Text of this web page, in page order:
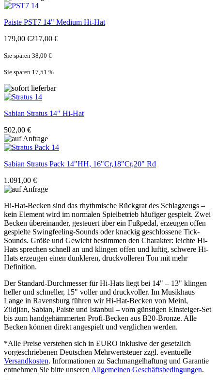
Paiste PST7 14" Medium Hi-Hat
179,00 €217,00 €
Sie sparen 38,00 €
Sie sparen 17,51 %
Sabian Stratus 14" Hi-Hat
502,00 €
Sabian Stratus Pack 14"HH, 16"Cr,18"Cr,20" Rd
1.091,00 €
Hi-Hat-Becken sind das rhythmische Rückgrat des Schlagzeugs –
kein Element wird im normalen Spielbetrieb häufiger gespielt. Zwei
Becken übereinander, gesteuert über ein Fußpedal, erzeugen offen
gespielte Swingfeeling-Sounds oder knackig geschlossene Tick-
Sounds. Größe und Gewicht bestimmen den Charakter: leichte Hi-
Hats sprechen schnell an und klingen offen und luftig, schwere Hi-
Hats erzeugen einen dunkleren, druckvolleren Ton mit mehr
Definition.
Der Standard-Durchmesser für Hi-Hats liegt bei 14" – 13" klingen
heller und schneller, 15" voller und druckvoller. Im Musikhaus
Lange in Ravensburg führen wir Hi-Hat-Becken von Meinl,
Zildjian, Sabian, Paiste und Istanbul – vom günstigen Einsteiger-Set
bis zum handgehämmerten Profi-Becken aus B20-Bronze. Alle
Becken können direkt angespielt und verglichen werden.
*Alle Preise verstehen sich in EURO inklusive der gesetzlich
vorgeschriebenen Deutschen Mehrwertsteuer zzgl. eventuelle
Versandkosten. Informationen zu Sachmangelhaftung und Garantie
entnehmen Sie bitte unserenAllgemeinen Geschäftsbedingungen.